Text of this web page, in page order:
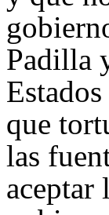
Padilla
que
las
aceptar